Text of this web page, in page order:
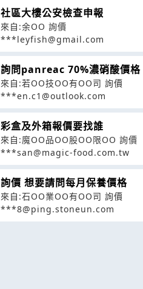
社區大樓公安檢查申報
來自:余OO 詢價
***leyfish@gmail.com
詢問panreac 70%濃硝酸價格
來自:若OO技OO有OO司 詢價
***en.c1@outlook.com
彩盒及外箱報價要找誰
來自:魔OO品OO股OO限OO 詢價
***san@magic-food.com.tw
詢價 想要請問每月保養價格
來自:石OO業OO有OO司 詢價
***8@ping.stoneun.com